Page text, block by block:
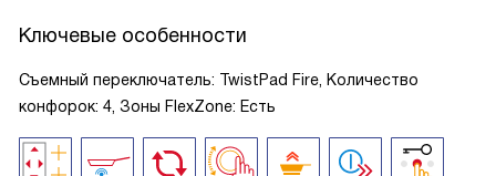
Ключевые особенности
Съемный переключатель: TwistPad Fire, Количество
конфорок: 4, Зоны FlexZone: Есть